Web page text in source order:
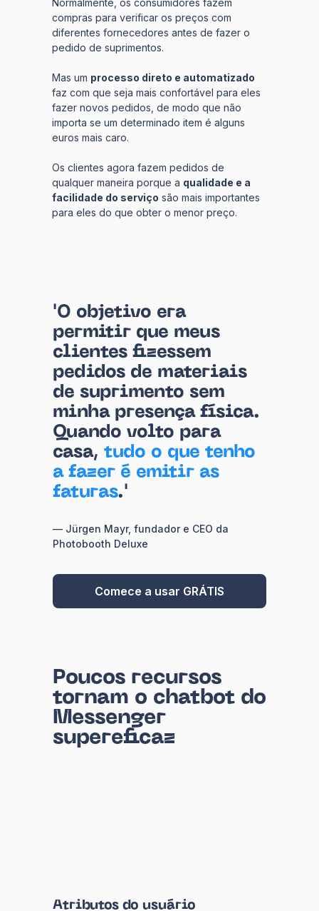
Normalmente, os consumidores fazem
compras para verificar os preços com
diferentes fornecedores antes de fazer o
pedido de suprimentos.
Mas um processo direto e automatizado
faz com que seja mais confortável para eles
fazer novos pedidos, de modo que não
importa se um determinado item é alguns
euros mais caro.
Os clientes agora fazem pedidos de
qualquer maneira porque a qualidade e a
facilidade do serviço são mais importantes
para eles do que obter o menor preço.
'O objetivo era
permitir que meus
clientes fizessem
pedidos de materiais
de suprimento sem
minha presença física.
Quando volto para
casa, tudo o que tenho
a fazer é emitir as
faturas.'
— Jürgen Mayr, fundador e CEO da
Photobooth Deluxe
Comece a usar GRÁTIS
Poucos recursos
tornam o chatbot do
Messenger
supereficaz
Atributos do usuário